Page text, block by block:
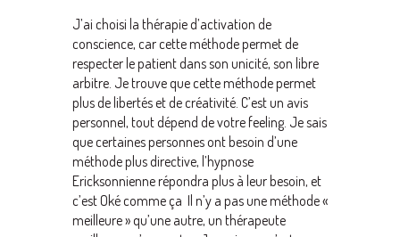
J’ai choisi la thérapie d’activation de
conscience, car cette méthode permet de
respecter le patient dans son unicité, son libre
arbitre. Je trouve que cette méthode permet
plus de libertés et de créativité. C’est un avis
personnel, tout dépend de votre feeling. Je sais
que certaines personnes ont besoin d’une
méthode plus directive, l’hypnose
Ericksonnienne répondra plus à leur besoin, et
c’est Oké comme ça Il n’y a pas une méthode «
meilleure » qu’une autre, un thérapeute